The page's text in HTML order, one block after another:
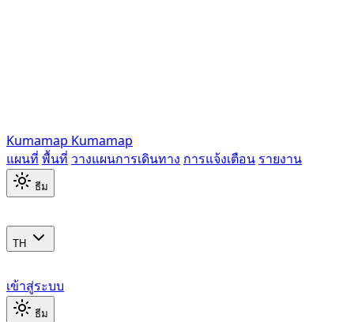
Kumamap Kumamap
แผนที่ พื้นที่ วางแผนการเดินทาง การแจ้งเตือน รายงาน
ธีม
TH
เข้าสู่ระบบ
ธีม